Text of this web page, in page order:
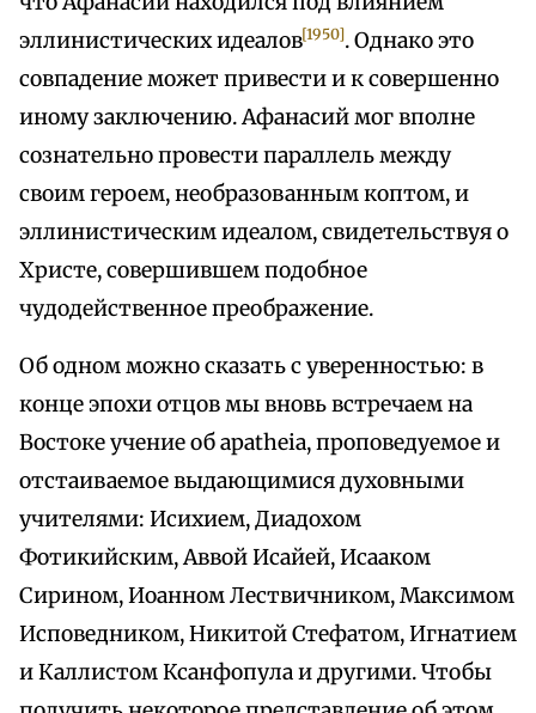
эллинистических идеалов[1950]. Однако это
совпадение может привести и к совершенно
иному заключению. Афанасий мог вполне
сознательно провести параллель между
своим героем, необразованным коптом, и
эллинистическим идеалом, свидетельствуя о
Христе, совершившем подобное
чудодейственное преображение.
Об одном можно сказать с уверенностью: в
конце эпохи отцов мы вновь встречаем на
Востоке учение об apatheia, проповедуемое и
отстаиваемое выдающимися духовными
учителями: Исихием, Диадохом
Фотикийским, Аввой Исайей, Исааком
Сирином, Иоанном Лествичником, Максимом
Исповедником, Никитой Стефатом, Игнатием
и Каллистом Ксанфопула и другими. Чтобы